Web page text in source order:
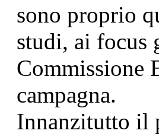
sono proprio
studi, ai focus
Commissione
campagna.
Innanzitutto il